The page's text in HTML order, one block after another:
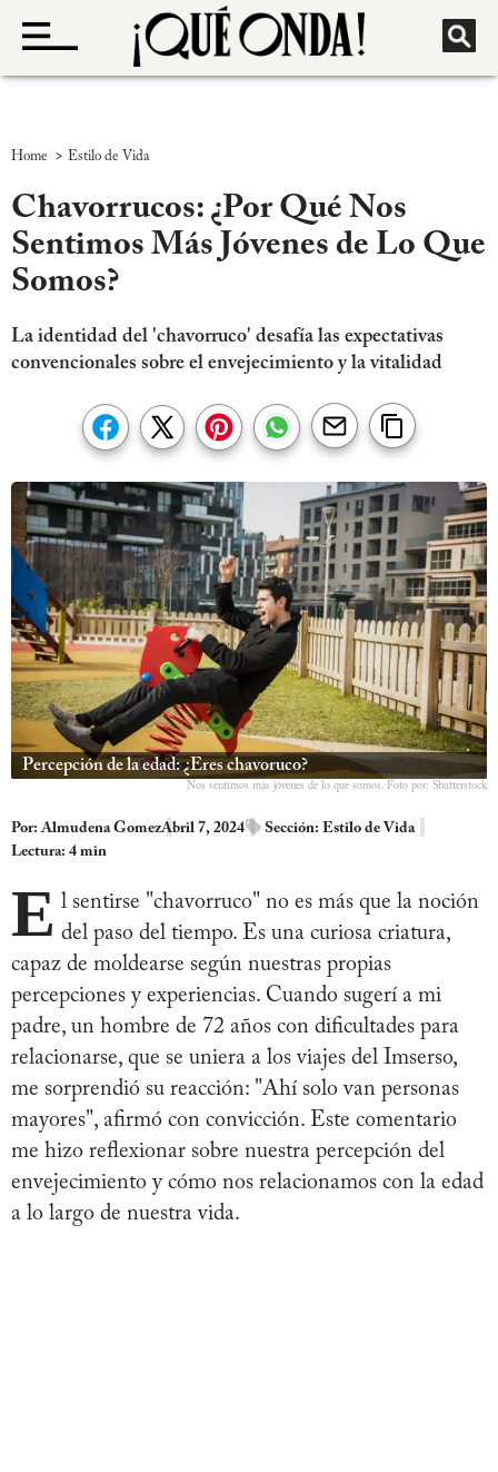
Home > Estilo de Vida
Chavorrucos: ¿Por Qué Nos
Sentimos Más Jóvenes de Lo Que
Somos?
La identidad del 'chavorruco' desafía las expectativas
convencionales sobre el envejecimiento y la vitalidad
Percepción de la edad: ¿Eres chavoruco?
Nos sentimos más jóvenes de lo que somos. Foto por: Shutterstock
Por:Almudena GomezAbril 7, 2024 Sección: Estilo de Vida
Lectura: 4 min
E l sentirse "chavorruco" no es más que la noción
del paso del tiempo. Es una curiosa criatura,
capaz de moldearse según nuestras propias
percepciones y experiencias. Cuando sugerí a mi
padre, un hombre de 72 años con dificultades para
relacionarse, que se uniera a los viajes del Imserso,
me sorprendió su reacción: "Ahí solo van personas
mayores", afirmó con convicción. Este comentario
me hizo reflexionar sobre nuestra percepción del
envejecimiento y cómo nos relacionamos con la edad
a lo largo de nuestra vida.